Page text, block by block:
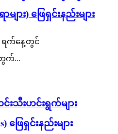
ား) ဖြေရှင်းနည်းများ
ရက်နေ့တွင်
က်...
င်းသီးဟင်းရွက်များ
ဖြေရှင်းနည်းများ